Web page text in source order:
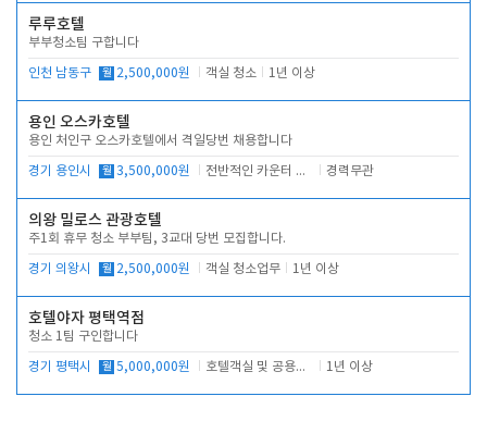
루루호텔
부부청소팀 구합니다
인천 남동구 월 2,500,000원 객실 청소 1년 이상
용인 오스카호텔
용인 처인구 오스카호텔에서 격일당번 채용합니다
경기 용인시 월 3,500,000원 전반적인 카운터 업무 경력무관
의왕 밀로스 관광호텔
주1회 휴무 청소 부부팀, 3교대 당번 모집합니다.
경기 의왕시 월 2,500,000원 객실 청소업무 1년 이상
호텔야자 평택역점
청소 1팀 구인합니다
경기 평택시 월 5,000,000원 호텔객실 및 공용시설 청소 관리 1년 이상